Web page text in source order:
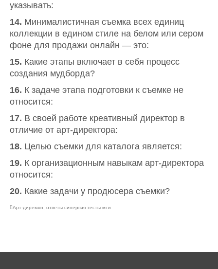
указывать:
14. Минималистичная съемка всех единиц
коллекции в едином стиле на белом или сером
фоне для продажи онлайн — это:
15. Какие этапы включает в себя процесс
создания мудборда?
16. К задаче этапа подготовки к съемке не
относится:
17. В своей работе креативный директор в
отличие от арт-директора:
18. Целью съемки для каталога является:
19. К организационным навыкам арт-директора
относится:
20. Какие задачи у продюсера съемки?
Арт-дирекшн ответы синергия тесты мти